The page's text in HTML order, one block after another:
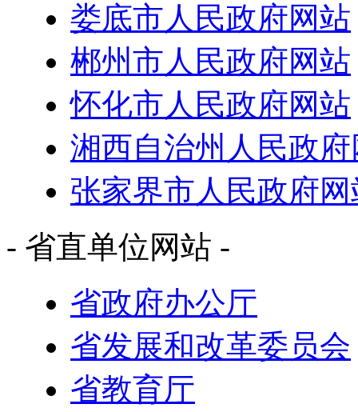
娄底市人民政府网站
郴州市人民政府网站
怀化市人民政府网站
湘西自治州人民政
张家界市人民政府网
- 省直单位网站 -
省政府办公厅
省发展和改革委员会
省教育厅